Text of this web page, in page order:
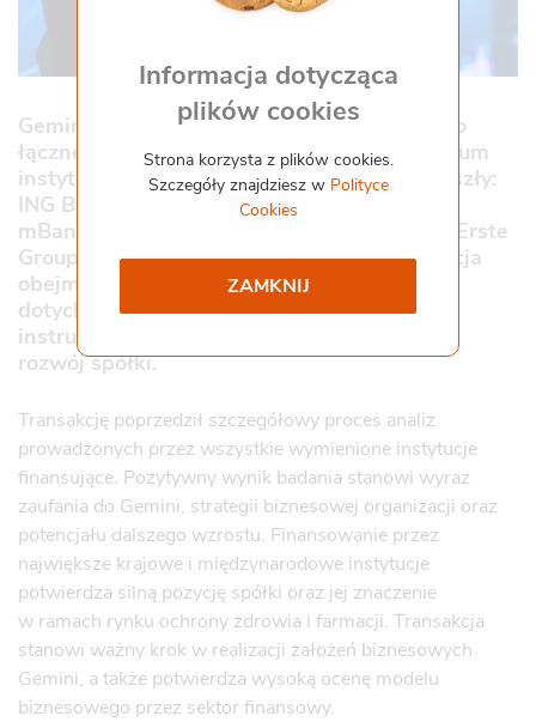
Pliki do pobrania
Staż
Gemini Praca
Gemini sfinalizowało umowę finansowania o
łącznej wartości miliarda złotych z konsorcjum
instytucji finansowych, w skład którego weszły:
ING Bank Śląski S.A., PKO Bank Polski S.A.,
mBank S.A., BNP Paribas Bank Polska S.A., Erste
Group Bank AG oraz VeloBank S.A. Inwestycja
obejmuje zarówno refinansowanie
dotychczasowych produktów, jak i nowe
instrumenty finansowe wspierające dalszy
rozwój spółki.
Transakcję poprzedził szczegółowy proces analiz
prowadzonych przez wszystkie wymienione instytucje
finansujące. Pozytywny wynik badania stanowi wyraz
zaufania do Gemini, strategii biznesowej organizacji oraz
potencjału dalszego wzrostu. Finansowanie przez
największe krajowe i międzynarodowe instytucje
potwierdza silną pozycję spółki oraz jej znaczenie
w ramach rynku ochrony zdrowia i farmacji. Transakcja
stanowi ważny krok w realizacji założeń biznesowych
Gemini, a także potwierdza wysoką ocenę modelu
biznesowego przez sektor finansowy.
Informacja dotycząca
plików cookies
Strona korzysta z plików cookies.
Szczegóły znajdziesz w Polityce
Cookies
ZAMKNIJ